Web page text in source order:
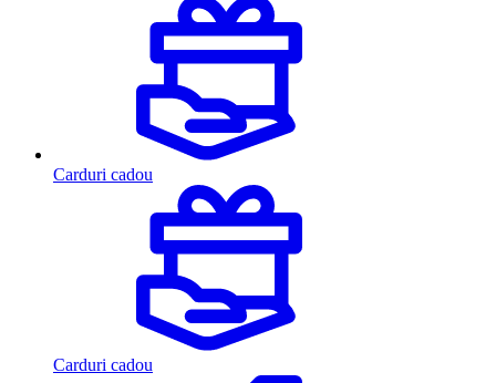
Carduri cadou
Carduri cadou